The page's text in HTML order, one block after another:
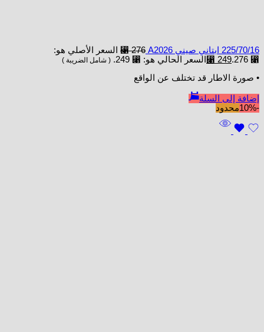
225/70/16 ابتاني صيني A2026 ⃁276
السعر الأصلي هو:
⃁ 276.
⃁ 249 السعر الحالي هو: ⃁ 249. ( شامل الضريبة )
• صورة الاطار قد تختلف عن الواقع
إضافة إلى السلة
-10%
محدود